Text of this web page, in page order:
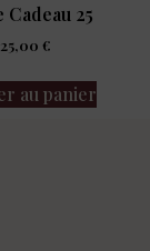
Cadeau 25
25,00 €
au panier